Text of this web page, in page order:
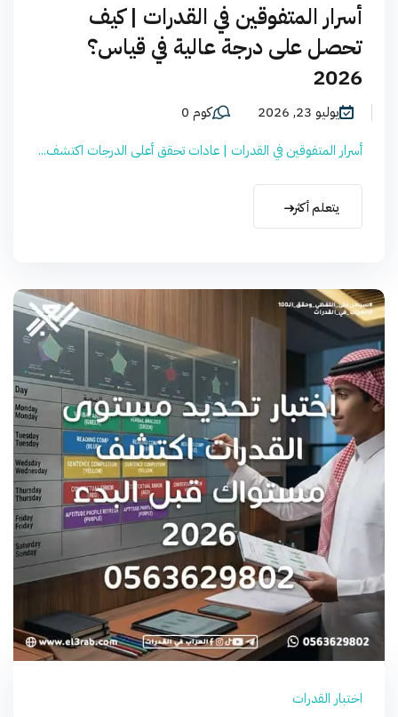
أسرار المتفوقين في القدرات | كيف
تحصل على درجة عالية في قياس؟
2026
يوليو 23, 2026
كوم 0
أسرار المتفوقين في القدرات | عادات تحقق أعلى الدرجات اكتشف...
يتعلم أكثر
اختبار القدرات